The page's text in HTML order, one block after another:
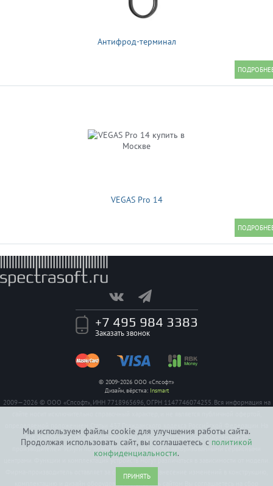
Мы используем файлы cookie для улучшения работы сайта.
Продолжая использовать сайт, вы соглашаетесь с политикой
конфиденциальности.
ПРИНЯТЬ
Антифрод-терминал
VEGAS Pro 14
+7 495 984 3383
Заказать звонок
© 2009-2026 ООО «Спсофт»
Дизайн, вёрстка: Insmart
2009—2026 © ООО «Спсофт», ИНН 7718965696, ОГРН 1147746074255. Вся информация на
определяемой положением Статьи 437 Гражданского кодекса Российской Федерации. На
все заявленные на сайте авторизации имеются сертификаты полученные от
производителей. Услуги по ремонту предоставляются авторизованными сервисными
центрами. Функции и комплектация устройств могут различаться в зависимости от модели.
Фирма-производитель оставляет за собой право на внесение изменений в конструкцию,
комплектацию и дизайн оборудования. Пользуясь сайтом Вы соглашаетесь на сбор